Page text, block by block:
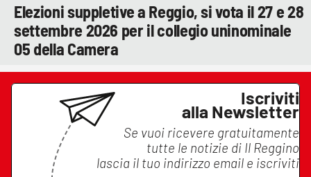
Elezioni suppletive a Reggio, si vota il 27 e 28
settembre 2026 per il collegio uninominale
05 della Camera
Iscriviti
alla Newsletter
Se vuoi ricevere gratuitamente
tutte le notizie di Il Reggino
lascia il tuo indirizzo email e iscriviti